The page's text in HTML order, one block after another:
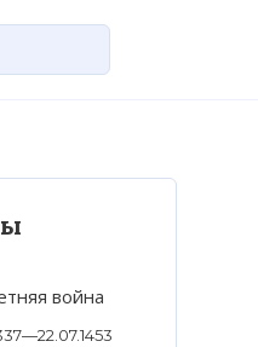
война